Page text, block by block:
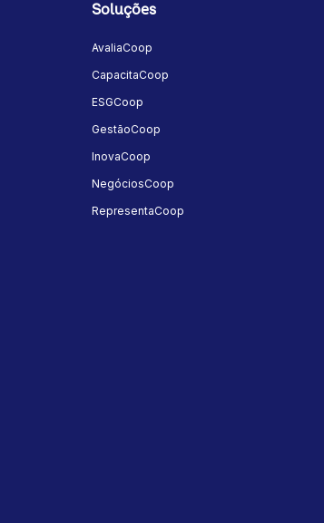
Soluções
AvaliaCoop
CapacitaCoop
ESGCoop
GestãoCoop
InovaCoop
NegóciosCoop
RepresentaCoop